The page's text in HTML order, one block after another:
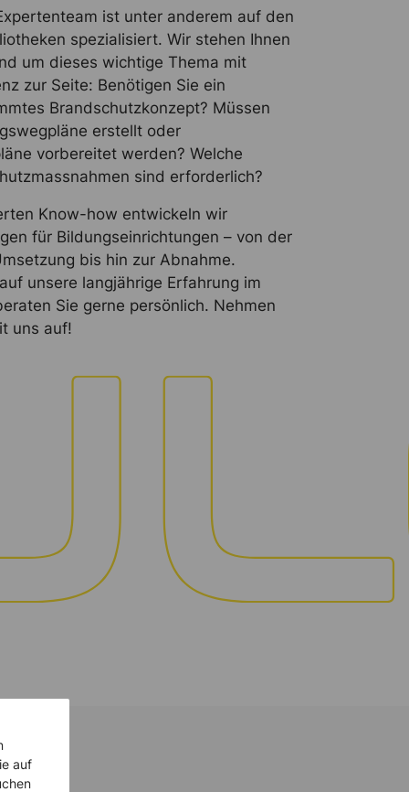
ist unter anderem auf den
spezialisiert. Wir stehen Ihnen
um dieses wichtige Thema mit
zur Seite: Benötigen Sie ein
Brandschutzkonzept? Müssen
erstellt oder
vorbereitet werden? Welche
sind erforderlich?
Know-how entwickeln wir
für Bildungseinrichtungen – von der
bis hin zur Abnahme.
unsere langjährige Erfahrung im
Sie gerne persönlich. Nehmen
uns auf!
auf